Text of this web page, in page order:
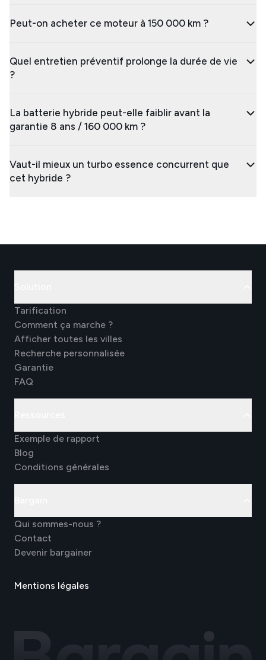
Peut-on acheter ce moteur à 150 000 km ?
Quel entretien préventif prolonge la durée de vie
?
La batterie hybride peut-elle faiblir avant la
garantie 8 ans / 160 000 km ?
Vaut-il mieux un turbo essence concurrent que
cet hybride ?
Tarification
Comment ça marche ?
Afficher toutes les villes
Recherche personnalisée
Garantie
FAQ
Exemple de rapport
Blog
Conditions générales
Qui sommes-nous ?
Contact
Devenir bargainer
Mentions légales